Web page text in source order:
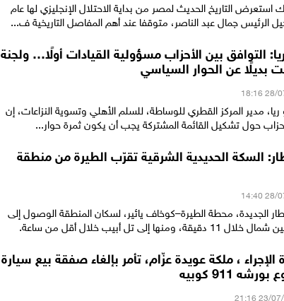
التاريخ الحديث لمصر من بداية الاحتلال الإنجليزي لها عام
التوافق بين الأحزاب مسؤولية القيادات أولًا… ولجنة
بديلًا عن الحوار السياسي
مدير المركز القطري للوساطة، للسلم الأهلي وتسوية النزاعات، إن
حول تشكيل القائمة المشتركة يجب أن يكون ثمرة حوار...
السكة الحديدية الشرقية تقرّب الطيرة من منطقة
الجديدة، محطة الطيرة–كوخاف يائير، لسكان المنطقة الوصول إلى
إلى تل أبيب خلال أقل من ساعة.
الإجراء ، ملكة عويدة عزّام، تأمر بإلغاء صفقة بيع سيارة
911 كوبيه